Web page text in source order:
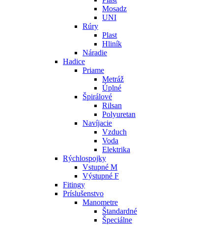
Mosadz
UNI
Rúry
Plast
Hliník
Náradie
Hadice
Priame
Metráž
Úplné
Špirálové
Rilsan
Polyuretan
Navíjacie
Vzduch
Voda
Elektrika
Rýchlospojky
Vstupné M
Výstupné F
Fitingy
Príslušenstvo
Manometre
Štandardné
Špeciálne